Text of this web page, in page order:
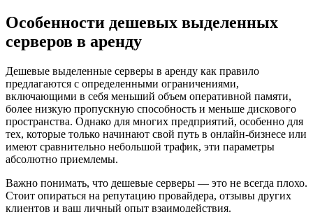
Особенности дешевых выделенных
серверов в аренду
Дешевые выделенные серверы в аренду как правило
предлагаются с определенными ограничениями,
включающими в себя меньший объем оперативной памяти,
более низкую пропускную способность и меньше дискового
пространства. Однако для многих предприятий, особенно для
тех, которые только начинают свой путь в онлайн-бизнесе или
имеют сравнительно небольшой трафик, эти параметры
абсолютно приемлемы.
Важно понимать, что дешевые серверы — это не всегда плохо.
Стоит опираться на репутацию провайдера, отзывы других
клиентов и ваш личный опыт взаимодействия.